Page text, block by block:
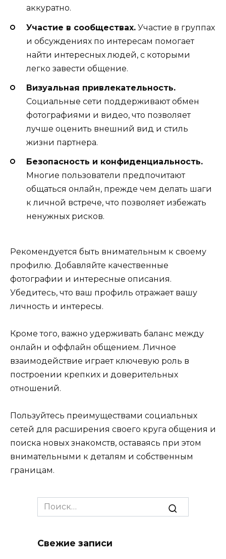
аккуратно.
Участие в сообществах. Участие в группах
и обсуждениях по интересам помогает
найти интересных людей, с которыми
легко завести общение.
Визуальная привлекательность.
Социальные сети поддерживают обмен
фотографиями и видео, что позволяет
лучше оценить внешний вид и стиль
жизни партнера.
Безопасность и конфиденциальность.
Многие пользователи предпочитают
общаться онлайн, прежде чем делать шаги
к личной встрече, что позволяет избежать
ненужных рисков.
Рекомендуется быть внимательным к своему
профилю. Добавляйте качественные
фотографии и интересные описания.
Убедитесь, что ваш профиль отражает вашу
личность и интересы.
Кроме того, важно удерживать баланс между
онлайн и оффлайн общением. Личное
взаимодействие играет ключевую роль в
построении крепких и доверительных
отношений.
Пользуйтесь преимуществами социальных
сетей для расширения своего круга общения и
поиска новых знакомств, оставаясь при этом
внимательными к деталям и собственным
границам.
Search
for:
Свежие записи